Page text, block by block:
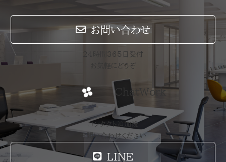
お問い合わせ
24時間365日受付
お気軽にどうぞ
ChatWork
コンタクト追加後
お問い合わせください
LINE